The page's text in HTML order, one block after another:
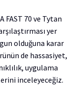
FAST 70 ve Tytan
yer
olduğuna karar
de hassasiyet,
uygulama
inceleyeceğiz.